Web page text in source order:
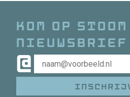
Kom op
nieuwsbrief
@